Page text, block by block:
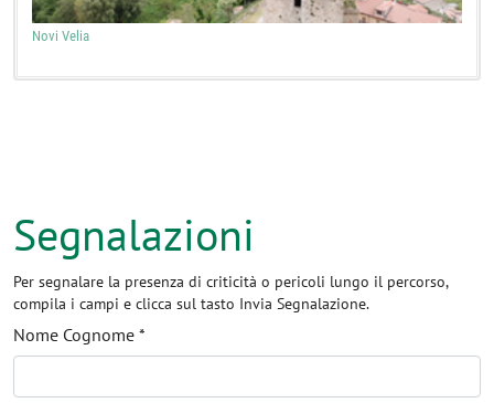
Novi Velia
Segnalazioni
Per segnalare la presenza di criticità o pericoli lungo il percorso,
compila i campi e clicca sul tasto Invia Segnalazione.
Nome Cognome *